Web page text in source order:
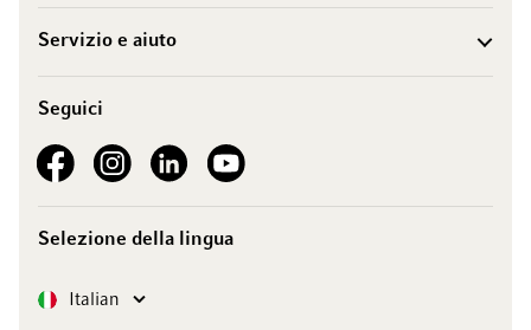
Servizio e aiuto
Seguici
See our FacebookSee our Instagram account
See our LinkedInSee our YouTube channel
Selezione della lingua
Lingua Italian